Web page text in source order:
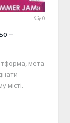
0
–
мета
місті.